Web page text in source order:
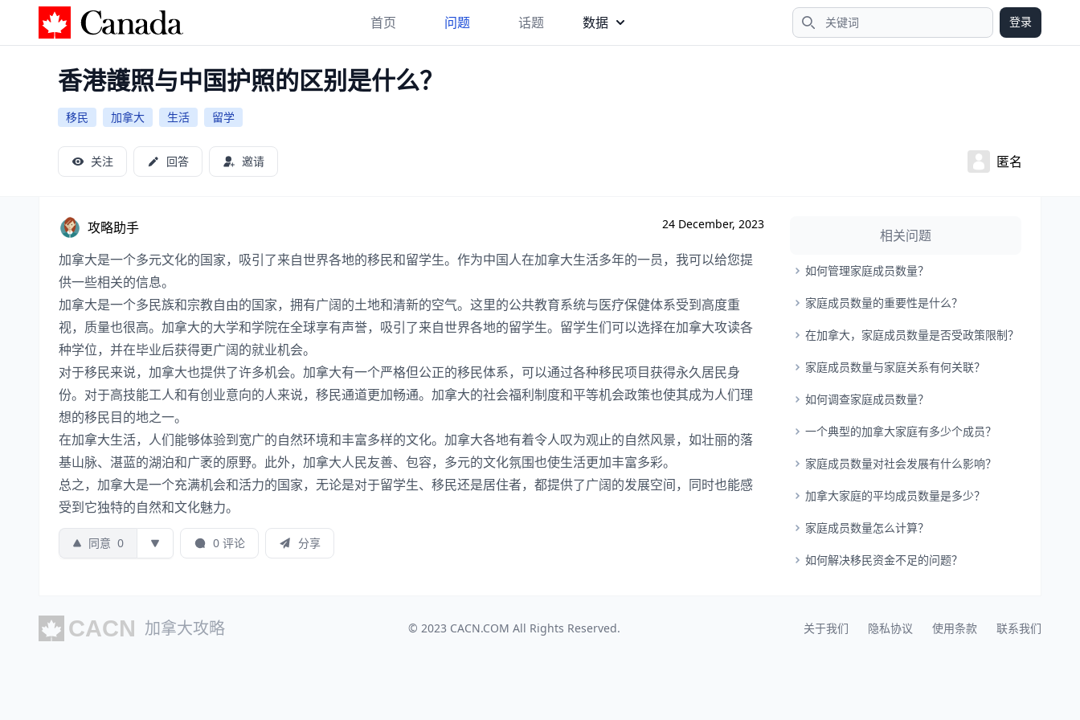
加拿大攻略 搜索
登录
首页 问题 话题 数据
香港護照与中国护照的区别是什么？
移民 加拿大 生活 留学
关注 回答 邀请 匿名
攻略助手 24 December, 2023
加拿大是一个多元文化的国家，吸引了来自世界各地的移民和留学生。作为中国人在加拿大生活多年的一员，我可以给您提
供一些相关的信息。
加拿大是一个多民族和宗教自由的国家，拥有广阔的土地和清新的空气。这里的公共教育系统与医疗保健体系受到高度重
视，质量也很高。加拿大的大学和学院在全球享有声誉，吸引了来自世界各地的留学生。留学生们可以选择在加拿大攻读各
种学位，并在毕业后获得更广阔的就业机会。
对于移民来说，加拿大也提供了许多机会。加拿大有一个严格但公正的移民体系，可以通过各种移民项目获得永久居民身
份。对于高技能工人和有创业意向的人来说，移民通道更加畅通。加拿大的社会福利制度和平等机会政策也使其成为人们理
想的移民目的地之一。
在加拿大生活，人们能够体验到宽广的自然环境和丰富多样的文化。加拿大各地有着令人叹为观止的自然风景，如壮丽的落
基山脉、湛蓝的湖泊和广袤的原野。此外，加拿大人民友善、包容，多元的文化氛围也使生活更加丰富多彩。
总之，加拿大是一个充满机会和活力的国家，无论是对于留学生、移民还是居住者，都提供了广阔的发展空间，同时也能感
受到它独特的自然和文化魅力。
同意 0 0 评论 分享
相关问题
如何管理家庭成员数量？
家庭成员数量的重要性是什么？
在加拿大，家庭成员数量是否受政策限制？
家庭成员数量与家庭关系有何关联？
如何调查家庭成员数量？
一个典型的加拿大家庭有多少个成员？
家庭成员数量对社会发展有什么影响？
加拿大家庭的平均成员数量是多少？
家庭成员数量怎么计算？
如何解决移民资金不足的问题？
加拿大攻略 关于我们 隐私协议 使用条款 联系我们
© 2023 CACN.COM All Rights Reserved.